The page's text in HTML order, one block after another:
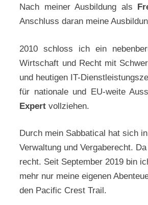
Nach meiner Ausbildung als
Anschluss daran meine
2010 schloss ich ein
Wirtschaft und Recht mit
und heutigen IT-
für nationale und EU-weite
Expert vollziehen.
Durch mein Sabbatical hat sich
Verwaltung und Vergaberecht.
recht. Seit September 2019 bin
mehr nur meine eigenen
den Pacific Crest Trail.